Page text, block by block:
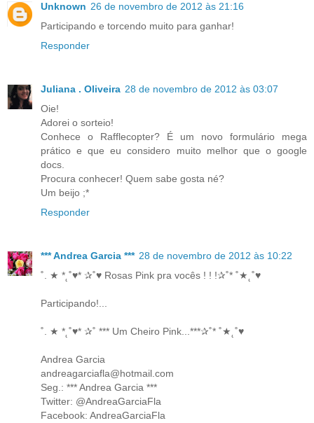
Unknown 26 de novembro de 2012 às 21:16
Participando e torcendo muito para ganhar!
Responder
Juliana . Oliveira 28 de novembro de 2012 às 03:07
Oie!
Adorei o sorteio!
Conhece o Rafflecopter? É um novo formulário mega
prático e que eu considero muito melhor que o google
docs.
Procura conhecer! Quem sabe gosta né?
Um beijo ;*
Responder
*** Andrea Garcia *** 28 de novembro de 2012 às 10:22
˚. ★ *˛˚♥* ✰˚♥ Rosas Pink pra vocês ! ! !✰˚* ˚★˛˚♥
Participando!...
˚. ★ *˛˚♥* ✰˚ *** Um Cheiro Pink...***✰˚* ˚★˛˚♥
Andrea Garcia
andreagarciafla@hotmail.com
Seg.: *** Andrea Garcia ***
Twitter: @AndreaGarciaFla
Facebook: AndreaGarciaFla